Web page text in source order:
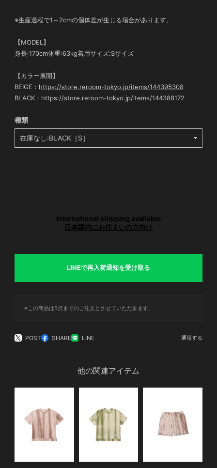
※生産過程で1～2cmの個体差が生じる場合があります。
【MODEL】
身長:170cm体重:63kg着用サイズ:Sサイズ
【カラー展開】
BEIGE： https://store.reroom-tokyo.jp/items/144395308
BLACK： https://store.reroom-tokyo.jp/items/144388172
種類
International shipping available
日本国内にお住まいの方向け
LINEで再入荷通知を受け取る
※この商品は5点までのご注文とさせていただきます。
POST SHARE LINE 通報する
他の関連アイテム